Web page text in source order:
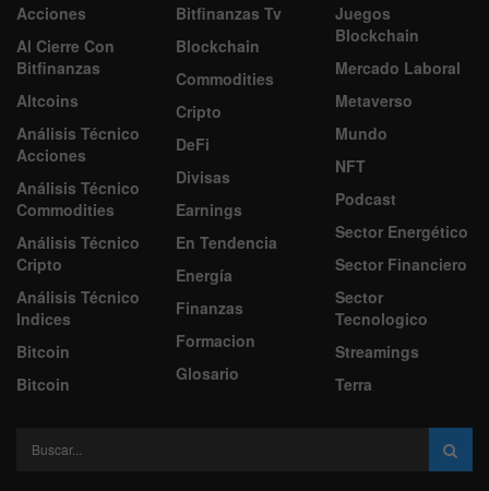
Acciones
Al Cierre Con
Bitfinanzas
Altcoins
Análisis Técnico
Acciones
Análisis Técnico
Commodities
Análisis Técnico
Cripto
Análisis Técnico
Indices
Bitcoin
Bitcoin
Bitfinanzas Tv
Blockchain
Commodities
Cripto
DeFi
Divisas
Earnings
En Tendencia
Energía
Finanzas
Formacion
Glosario
Juegos
Blockchain
Mercado Laboral
Metaverso
Mundo
NFT
Podcast
Sector Energético
Sector Financiero
Sector
Tecnologico
Streamings
Terra